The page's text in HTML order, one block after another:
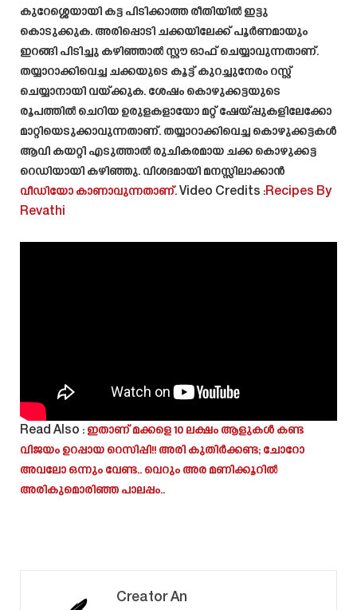
കുറേശ്ശെയായി കട്ട പിടിക്കാത്ത രീതിയിൽ ഇട്ടു
കൊടുക്കുക. അരിപ്പൊടി ചക്കയിലേക്ക് പൂർണമായും
ഇറങ്ങി പിടിച്ചു കഴിഞ്ഞാൽ സ്റ്റൗ ഓഫ് ചെയ്യാവുന്നതാണ്.
തയ്യാറാക്കിവെച്ച ചക്കയുടെ കൂട്ട് കുറച്ചുനേരം റസ്റ്റ്
ചെയ്യാനായി വയ്ക്കുക. ശേഷം കൊഴുക്കട്ടയുടെ
രൂപത്തിൽ ചെറിയ ഉരുളകളായോ മറ്റ് ഷേയ്പ്പുകളിലേക്കോ
മാറ്റിയെടുക്കാവുന്നതാണ്. തയ്യാറാക്കിവെച്ച കൊഴുക്കട്ടകൾ
ആവി കയറ്റി എടുത്താൽ രുചികരമായ ചക്ക കൊഴുക്കട്ട
റെഡിയായി കഴിഞ്ഞു. വിശദമായി മനസ്സിലാക്കാൻ
വീഡിയോ കാണാവുന്നതാണ്.Video Credits :Recipes By
Revathi
Read Also : ഇതാണ് മക്കളെ 10 ലക്ഷം ആളുകൾ കണ്ട
വിജയം ഉറപ്പായ റെസിപ്പി!! അരി കുതിർക്കണ്ട; ചോറോ
അവലോ ഒന്നും വേണ്ട.. വെറും അര മണിക്കൂറിൽ
അരികുമൊരിഞ്ഞ പാലപ്പം..
Creator An